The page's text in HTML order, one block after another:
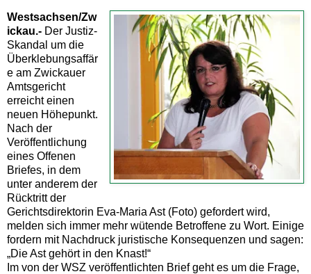
Westsachsen/Zw
ickau.- Der Justiz-
Skandal um die
Überklebungsaffär
e am Zwickauer
Amtsgericht
erreicht einen
neuen Höhepunkt.
Nach der
Veröffentlichung
eines Offenen
Briefes, in dem
unter anderem der
Rücktritt der
Gerichtsdirektorin Eva-Maria Ast (Foto) gefordert wird,
melden sich immer mehr wütende Betroffene zu Wort. Einige
fordern mit Nachdruck juristische Konsequenzen und sagen:
„Die Ast gehört in den Knast!“
Im von der WSZ veröffentlichten Brief geht es um die Frage,